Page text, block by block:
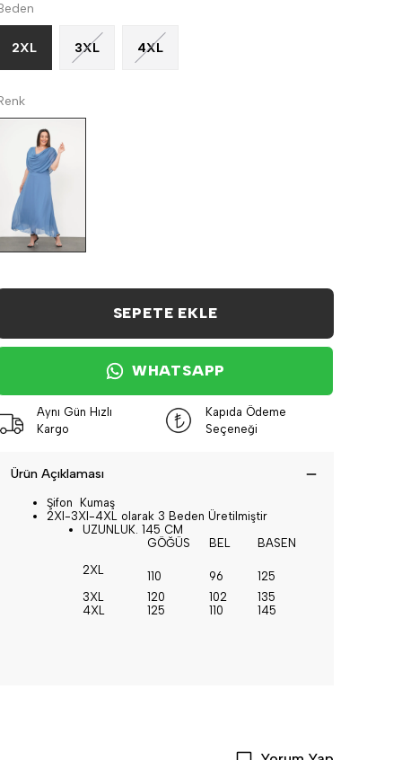
2XL 3XL 4XL
SEPETE EKLE
WHATSAPP
Aynı Gün Hızlı
Kargo
Kapıda Ödeme
Seçeneği
Ürün Açıklaması
Şifon Kumaş
2Xl-3Xl-4XL olarak 3 Beden Üretilmiştir
UZUNLUK. 145 CM
GÖĞÜS
BEL
BASEN
2XL
110 96
125
3XL
120 102
135
4XL
125 110 145